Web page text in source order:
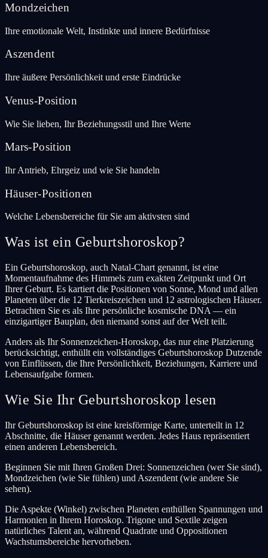
Mondzeichen
Ihre emotionale Welt, Instinkte und innere Bedürfnisse
Aszendent
Ihre äußere Persönlichkeit und erste Eindrücke
Venus-Position
Wie Sie lieben, Ihr Beziehungsstil und Ihre Werte
Mars-Position
Ihr Antrieb, Ehrgeiz und wie Sie handeln
Häuser-Positionen
Welche Lebensbereiche für Sie am aktivsten sind
Was ist ein Geburtshoroskop?
Ein Geburtshoroskop, auch Natal-Chart genannt, ist eine
Momentaufnahme des Himmels zum exakten Zeitpunkt und Ort
Ihrer Geburt. Es kartiert die Positionen von Sonne, Mond und allen
Planeten über die 12 Tierkreiszeichen und 12 astrologischen Häuser.
Betrachten Sie es als Ihre persönliche kosmische DNA — ein
einzigartiger Bauplan, den niemand sonst auf der Welt teilt.
Anders als Ihr Sonnenzeichen-Horoskop, das nur eine Platzierung
berücksichtigt, enthüllt ein vollständiges Geburtshoroskop Dutzende
von Einflüssen, die Ihre Persönlichkeit, Beziehungen, Karriere und
Lebensaufgabe formen.
Wie Sie Ihr Geburtshoroskop lesen
Ihr Geburtshoroskop ist eine kreisförmige Karte, unterteilt in 12
Abschnitte, die Häuser genannt werden. Jedes Haus repräsentiert
einen anderen Lebensbereich.
Beginnen Sie mit Ihren Großen Drei: Sonnenzeichen (wer Sie sind),
Mondzeichen (wie Sie fühlen) und Aszendent (wie andere Sie
sehen).
Die Aspekte (Winkel) zwischen Planeten enthüllen Spannungen und
Harmonien in Ihrem Horoskop. Trigone und Sextile zeigen
natürliches Talent an, während Quadrate und Oppositionen
Wachstumsbereiche hervorheben.